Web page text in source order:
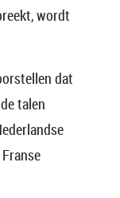
wordt
dat
talen